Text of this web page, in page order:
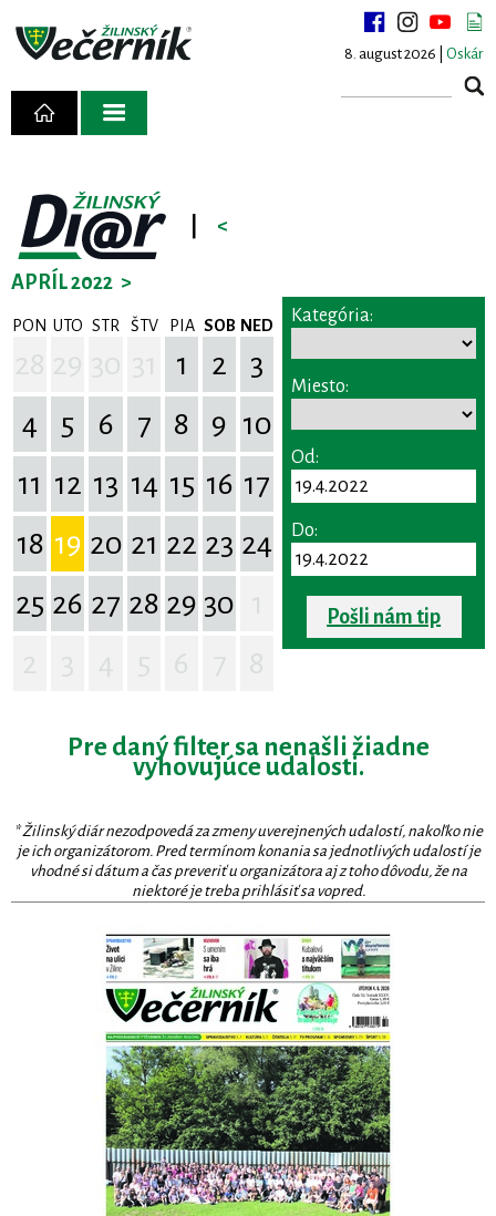
8. august 2026 | Oskár
<
APRÍL 2022 >
PON UTO STR ŠTV PIA SOB NED
1 2
3
4
5 6 7 8 9 10
11 12 13 14 15 16 17
18 19 20 21 22 23 24
25 26 27 28 29 30
Kategória:
Miesto:
Od:
Do:
Pošli nám tip
Pre daný filter sa nenašli žiadne
vyhovujúce udalosti.
* Žilinský diár nezodpovedá za zmeny uverejnených udalostí, nakoľko nie
je ich organizátorom. Pred termínom konania sa jednotlivých udalostí je
vhodné si dátum a čas preveriť u organizátora aj z toho dôvodu, že na
niektoré je treba prihlásiť sa vopred.